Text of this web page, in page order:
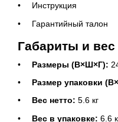
Инструкция
Гарантийный талон
Габариты и вес
Размеры (В×Ш×Г):
Размер упаковки
Вес нетто: 5.6 кг
Вес в упаковке: 6.6